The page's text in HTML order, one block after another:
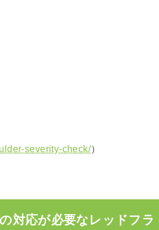
severity-check/）
対応が必要なレッドフラ